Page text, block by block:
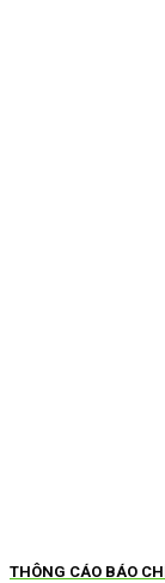
THÔNG CÁO BÁO